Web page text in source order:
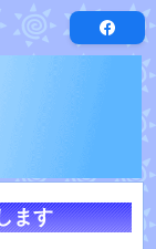
します